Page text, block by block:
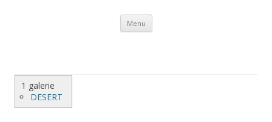
Menu Aller au contenu
1 galerie
DESERT